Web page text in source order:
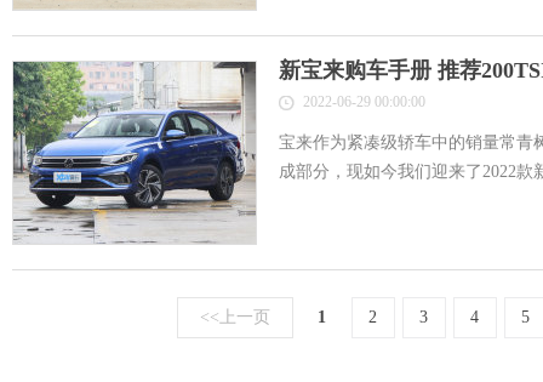
新宝来购车手册 推荐
2022-06-29 00:00:00
宝来作为紧凑级轿车中的销量常青
成部分，现如今我们迎来了2022款
<<上一页 1 2 3 4 5